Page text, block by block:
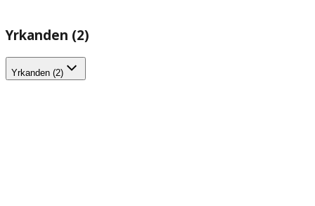
Yrkanden (2)
Yrkanden (2)